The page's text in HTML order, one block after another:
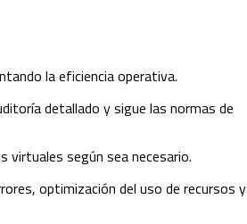
la eficiencia operativa.
detallado y sigue las normas de
virtuales según sea necesario.
optimización del uso de recursos y